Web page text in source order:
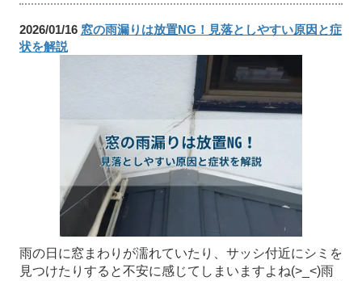
2026/01/16 窓の雨漏りは放置NG！見落としやすい原因と症
状を解説
雨の日に窓まわりが濡れていたり、サッシ付近にシミを
見つけたりすると不安に感じてしまいますよね(>_<)雨